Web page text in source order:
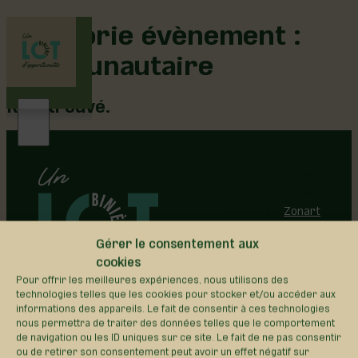
Gérer le consentement aux
cookies
Pour offrir les meilleures expériences, nous utilisons des
technologies telles que les cookies pour stocker et/ou accéder aux
informations des appareils. Le fait de consentir à ces technologies
nous permettra de traiter des données telles que le comportement
de navigation ou les ID uniques sur ce site. Le fait de ne pas consentir
ou de retirer son consentement peut avoir un effet négatif sur
Catégorie évènement :
Communautaire
Rien trouvé.
Événements
Territoire
Tops idées
Zonart
Communications
Politique de confidentialité
cookies